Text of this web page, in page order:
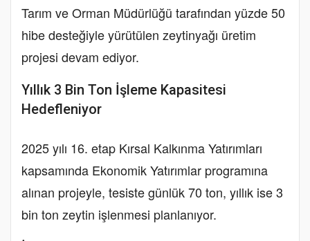
Tarım ve Orman Müdürlüğü tarafından yüzde 50
hibe desteğiyle yürütülen zeytinyağı üretim
projesi devam ediyor.
Yıllık 3 Bin Ton İşleme Kapasitesi
Hedefleniyor
2025 yılı 16. etap Kırsal Kalkınma Yatırımları
kapsamında Ekonomik Yatırımlar programına
alınan projeyle, tesiste günlük 70 ton, yıllık ise 3
bin ton zeytin işlenmesi planlanıyor.